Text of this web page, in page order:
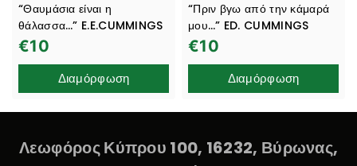
“Θαυμάσια είναι η
θάλασσα…” E.E.CUMMINGS
€10
Διαμόρφωση
“Πριν βγω από την κάμαρά
μου…” ED. CUMMINGS
€10
Διαμόρφωση
Λεωφόρος Κύπρου 100, 16232, Βύρωνας,